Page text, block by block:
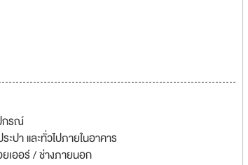
กรณ์
ปา และทั่วไปภายในอาคาร
เออร์ / ช่างภายนอก